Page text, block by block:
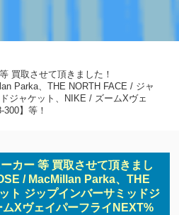
買取させて頂きました！
Parka、THE NORTH FACE / ジャ
ジャケット、NIKE / ズームXヴェ
】等！
カー 等 買取させて頂きまし
/ MacMillan Parka、THE
ト ジップインバーサミッドジ
XヴェイパーフライNEXT%